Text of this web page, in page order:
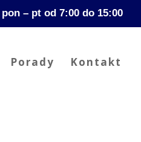
– pt od 7:00 do 15:00
Porady Kontakt